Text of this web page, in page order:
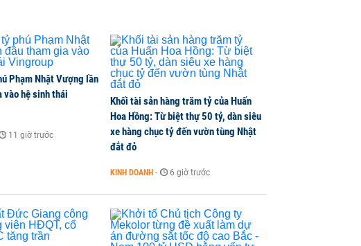
ngốn 1,2 tỷ USD nhưng chật vật chưa có
đồng sau tháng 7 ‘tồi tệ’
gì đang tạo nên sức hút của đô thị biển?
Phạm Nhật Vượng lần
vào hệ sinh thái
11 giờ trước
Khối tài sản hàng trăm tỷ của Huấn
Hoa Hồng: Từ biệt thự 50 tỷ, dàn siêu
xe hàng chục tỷ đến vườn tùng Nhật
đắt đỏ
KINH DOANH - 6 giờ trước